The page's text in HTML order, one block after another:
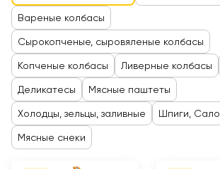
Вареные колбасы
Сырокопченые, сыровяленые колбасы
Копченые колбасы Ливерные колбасы
Деликатесы Мясные паштеты
Холодцы, зельцы, заливные Шпиги, Сало
Мясные снеки